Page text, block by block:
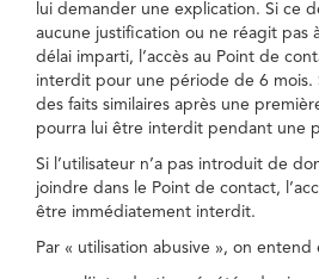
lui demander une explication. Si ce
aucune justification ou ne réagit pas
délai imparti, l’accès au Point de
interdit pour une période de 6 mois.
des faits similaires après une
pourra lui être interdit pendant une
Si l’utilisateur n’a pas introduit de
joindre dans le Point de contact,
être immédiatement interdit.
Par « utilisation abusive », on entend